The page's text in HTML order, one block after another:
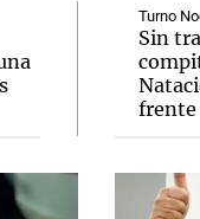
Turno
Sin
frente